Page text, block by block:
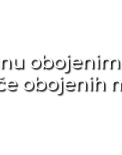
obojenih